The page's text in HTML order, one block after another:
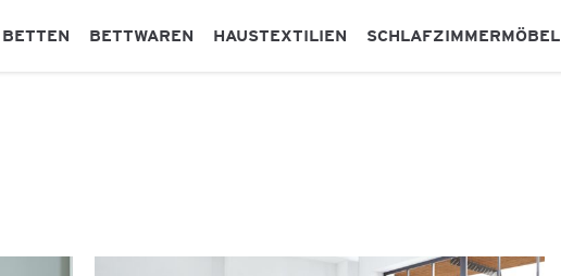
BETTEN BETTWAREN HAUSTEXTILIEN SCHLAFZIMMERMÖBEL